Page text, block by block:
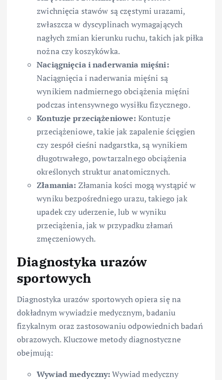
zwichnięcia stawów są częstymi urazami,
zwłaszcza w dyscyplinach wymagających
nagłych zmian kierunku ruchu, takich jak piłka
nożna czy koszykówka.
Naciągnięcia i naderwania mięśni:
Naciągnięcia i naderwania mięśni są
wynikiem nadmiernego obciążenia mięśni
podczas intensywnego wysiłku fizycznego.
Kontuzje przeciążeniowe: Kontuzje
przeciążeniowe, takie jak zapalenie ścięgien
czy zespół cieśni nadgarstka, są wynikiem
długotrwałego, powtarzalnego obciążenia
określonych struktur anatomicznych.
Złamania: Złamania kości mogą wystąpić w
wyniku bezpośredniego urazu, takiego jak
upadek czy uderzenie, lub w wyniku
przeciążenia, jak w przypadku złamań
zmęczeniowych.
Diagnostyka urazów
sportowych
Diagnostyka urazów sportowych opiera się na
dokładnym wywiadzie medycznym, badaniu
fizykalnym oraz zastosowaniu odpowiednich badań
obrazowych. Kluczowe metody diagnostyczne
obejmują:
Wywiad medyczny:Wywiad medyczny